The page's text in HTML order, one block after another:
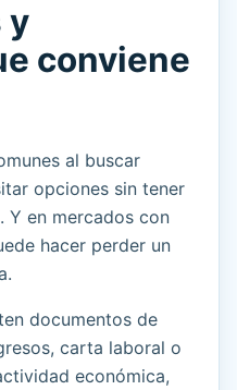
y
conviene
al buscar
opciones sin tener
Y en mercados con
hacer perder un
documentos de
carta laboral o
económica,